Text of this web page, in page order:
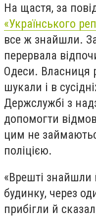
На щастя, за
«Українського
все ж знайшли.
перервала
Одеси. Власниця
шукали і в
Держслужбі з
допомогти
цим не
поліцією.
«Врешті знайшли
будинку, через
прибігли й